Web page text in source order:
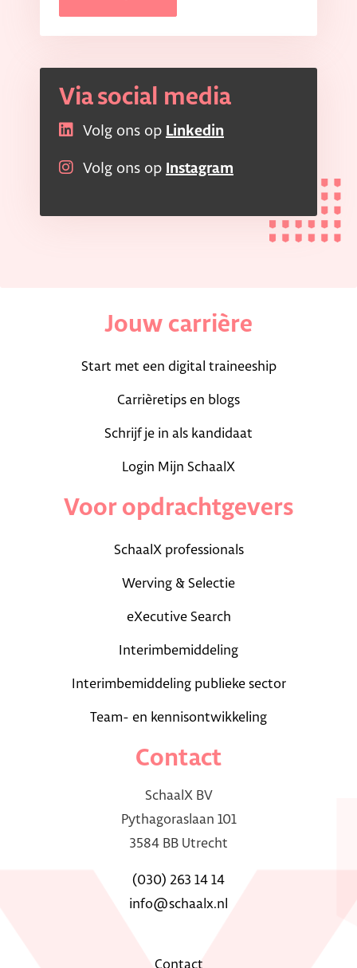
Via social media
Volg ons op Linkedin
Volg ons op Instagram
Jouw carrière
Start met een digital traineeship
Carrièretips en blogs
Schrijf je in als kandidaat
Login Mijn SchaalX
Voor opdrachtgevers
SchaalX professionals
Werving & Selectie
eXecutive Search
Interimbemiddeling
Interimbemiddeling publieke sector
Team- en kennisontwikkeling
Contact
SchaalX BV
Pythagoraslaan 101
3584 BB Utrecht
(030) 263 14 14
info@schaalx.nl
Contact